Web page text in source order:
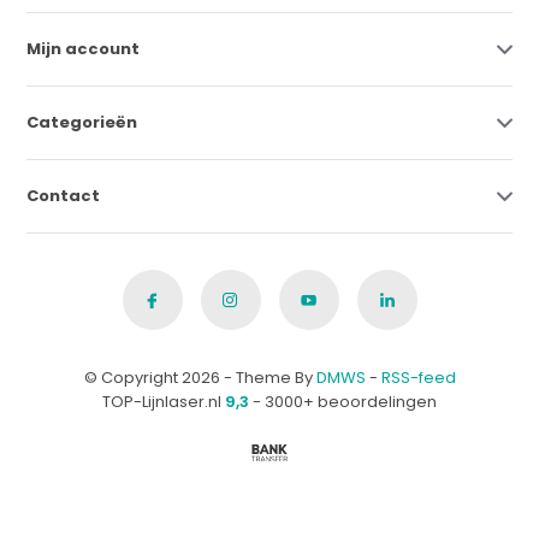
Mijn account
Categorieën
Contact
© Copyright 2026 - Theme ByDMWS - RSS-feed
TOP-Lijnlaser.nl 9,3 - 3000+ beoordelingen